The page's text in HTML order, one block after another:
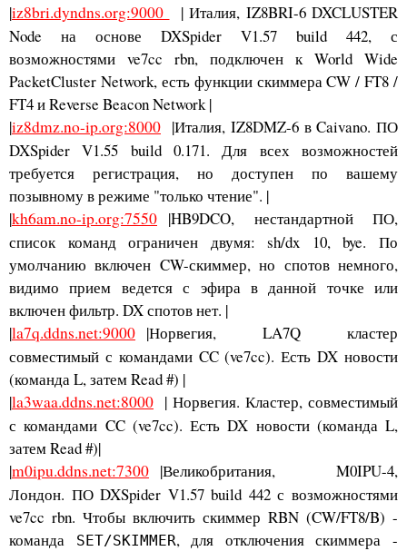
|iz8bri.dyndns.org:9000
| Италия, IZ8BRI-6 DXCLUSTER
Node на основе DXSpider V1.57 build 442, с
возможностями ve7cc rbn, подключен к World Wide
PacketCluster Network, есть функции скиммера CW / FT8 /
FT4 и Reverse Beacon Network |
|iz8dmz.no-ip.org:8000 |Италия, IZ8DMZ-6 в Caivano. ПО
DXSpider V1.55 build 0.171. Для всех возможностей
требуется регистрация, но доступен по вашему
позывному в режиме "только чтение". |
|kh6am.no-ip.org:7550 |HB9DCO, нестандартной ПО,
список команд ограничен двумя: sh/dx 10, bye. По
умолчанию включен CW-скиммер, но спотов немного,
видимо прием ведется с эфира в данной точке или
включен фильтр. DX спотов нет. |
|la7q.ddns.net:9000 |Норвегия, LA7Q кластер
совместимый с командами CC (ve7cc). Есть DX новости
(команда L, затем Read #) |
|la3waa.ddns.net:8000 | Норвегия. Кластер, совместимый
с командами CC (ve7cc). Есть DX новости (команда L,
затем Read #)|
|m0ipu.ddns.net:7300 |Великобритания, M0IPU-4,
Лондон. ПО DXSpider V1.57 build 442 с возможностями
ve7cc rbn. Чтобы включить скиммер RBN (CW/FT8/B) -
команда
SET/SKIMMER, для отключения скиммера -